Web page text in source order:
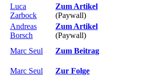
Luca
Zarbock
Zum Artikel
(Paywall)
Andreas
Borsch
Zum Artikel
(Paywall)
Marc Seul
Zum Beitrag
Marc Seul
Zur Folge